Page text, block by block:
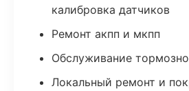
калибровка датчиков
Ремонт акпп и мкпп
Обслуживание
Локальный ремонт и